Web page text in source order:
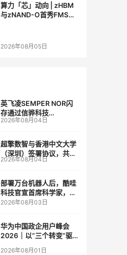
算力「芯」动向 | zHBM
与zNAND-O首秀FMS
个维度，z轴算盘的魅力
2026年08月05日
英飞凌SEMPER NOR闪
存通过信骅科技
AST2700 BMC认证，全
管理
2026年08月04日
超擎数智与香港中文大学
（深圳）签署协议，共建
人工智能和边缘计算联合
2026年08月04日
部署万台机器人后，酷哇
科技官宣首席科学家，要
让世界模型交付生产力
2026年08月03日
华为中国政企用户峰会
2026｜以“三个转变”驱动
2026年08月01日